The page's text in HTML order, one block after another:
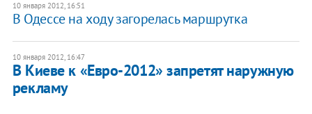
10 января 2012, 16:51
В Одессе на ходу загорелась маршрутка
10 января 2012, 16:47
В Киеве к «Евро-2012» запретят наружную
рекламу